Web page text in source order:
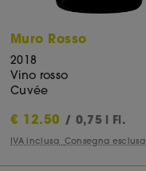
Muro Rosso
2018
Vino rosso
Cuvée
€ 12.50 / 0,75 l Fl.
IVA inclusa Consegna esclusa